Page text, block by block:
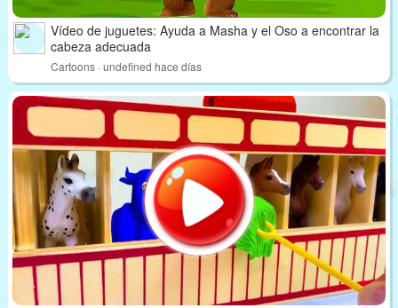
Vídeo de juguetes: Ayuda a Masha y el Oso a encontrar la
cabeza adecuada
Cartoons · undefined hace días